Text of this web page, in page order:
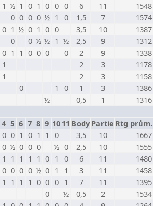
1 ½ 1 0 1 0 0 0 6 11
1548
0 0 0 0 ½ 1 0 1,5 7
1574
0 1 ½ 0 1 0 0 3,5 10
1387
0 0 ½ ½ 1 ½ 2,5 9
1312
0 1 1 0 0 0 0 2 9
1338
1 2 3
1178
1 2 3
1158
0 1 0 1 3
1386
½ 0,5 1
1316
4 5 6 7 8 9 10 11 Body Partie Rtg prům.
0 0 1 0 1 1 0 3,5 10
1667
0 ½ 0 0 0 ½ 0 2,5 10
1555
1 1 1 1 1 0 1 0 6 11
1480
0 0 0 0 ½ 0 1 1 3 11
1458
1 1 1 1 0 0 0 1 7 11
1395
0 ½ 0,5 2
1534